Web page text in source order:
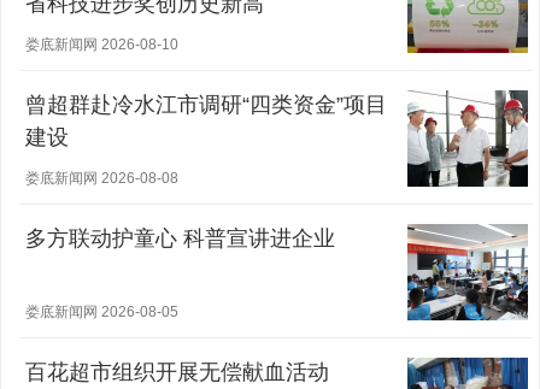
娄底新闻网 2026-08-10
曾超群赴冷水江市调研“四类资金”项目
建设
娄底新闻网 2026-08-08
多方联动护童心 科普宣讲进企业
娄底新闻网 2026-08-05
百花超市组织开展无偿献血活动